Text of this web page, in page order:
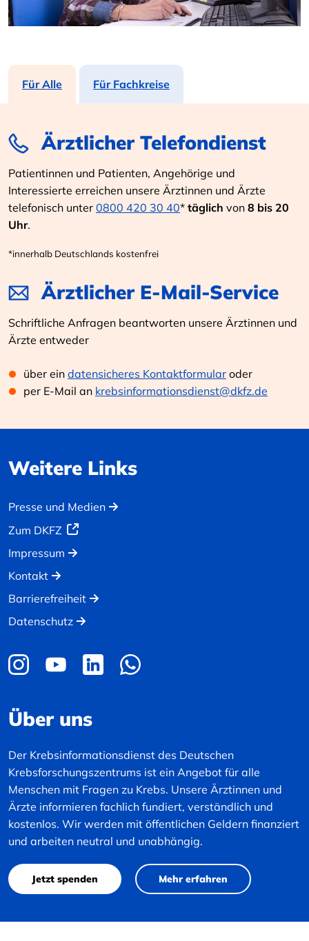
Für Alle Für Fachkreise
Ärztlicher Telefondienst
Patientinnen und Patienten, Angehörige und
Interessierte erreichen unsere Ärztinnen und Ärzte
telefonisch unter 0800 420 30 40* täglich von 8 bis 20
Uhr.
*innerhalb Deutschlands kostenfrei
Ärztlicher E-Mail-Service
Schriftliche Anfragen beantworten unsere Ärztinnen und
Ärzte entweder
über ein datensicheres Kontaktformular oder
per E-Mail an krebsinformationsdienst@dkfz.de
Weitere Links
Presse und Medien
Zum DKFZ
Impressum
Kontakt
Barrierefreiheit
Datenschutz
Über uns
Der Krebsinformationsdienst des Deutschen
Krebsforschungszentrums ist ein Angebot für alle
Menschen mit Fragen zu Krebs. Unsere Ärztinnen und
Ärzte informieren fachlich fundiert, verständlich und
kostenlos. Wir werden mit öffentlichen Geldern finanziert
und arbeiten neutral und unabhängig.
Jetzt spenden Mehr erfahren